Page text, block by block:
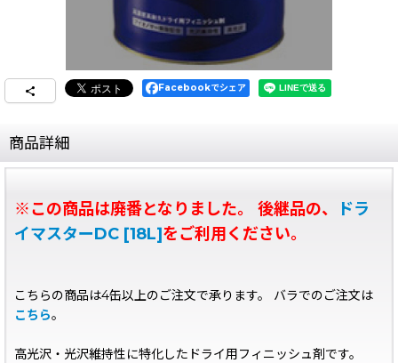
Facebookでシェア
商品詳細
※この商品は廃番となりました。 後継品の、
ドラ
イマスターDC [18L]をご利用ください。
こちらの商品は4缶以上のご注文で承ります。 バラでのご注文は
こちら。
高光沢・光沢維持性に特化したドライ用フィニッシュ剤です。